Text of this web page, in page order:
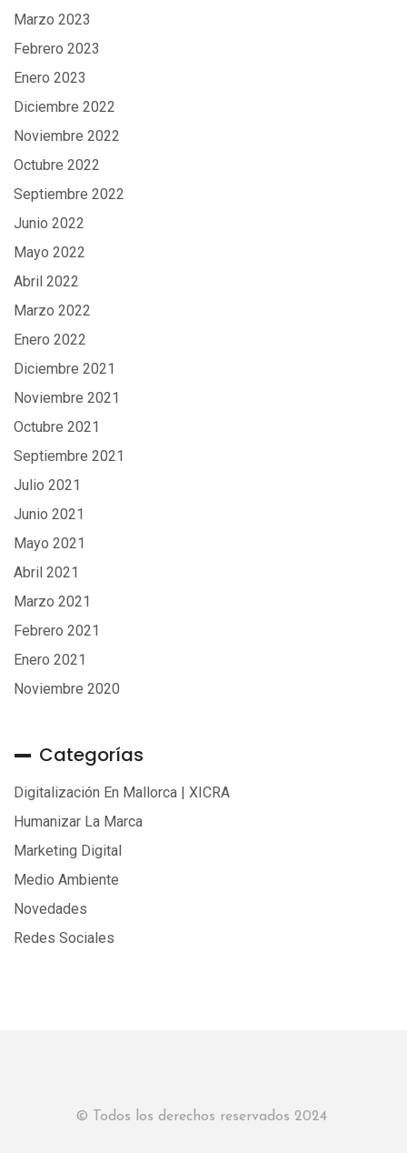
Marzo 2023
Febrero 2023
Enero 2023
Diciembre 2022
Noviembre 2022
Octubre 2022
Septiembre 2022
Junio 2022
Mayo 2022
Abril 2022
Marzo 2022
Enero 2022
Diciembre 2021
Noviembre 2021
Octubre 2021
Septiembre 2021
Julio 2021
Junio 2021
Mayo 2021
Abril 2021
Marzo 2021
Febrero 2021
Enero 2021
Noviembre 2020
Categorías
Digitalización En Mallorca | XICRA
Humanizar La Marca
Marketing Digital
Medio Ambiente
Novedades
Redes Sociales
© Todos los derechos reservados 2024